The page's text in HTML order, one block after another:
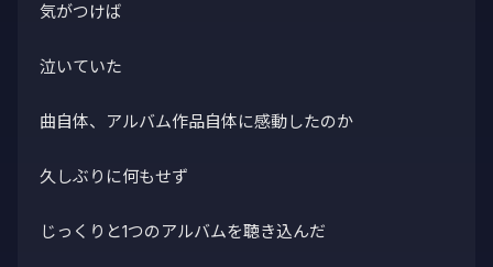
気がつけば
泣いていた
曲自体、アルバム作品自体に感動したのか
久しぶりに何もせず
じっくりと1つのアルバムを聴き込んだ